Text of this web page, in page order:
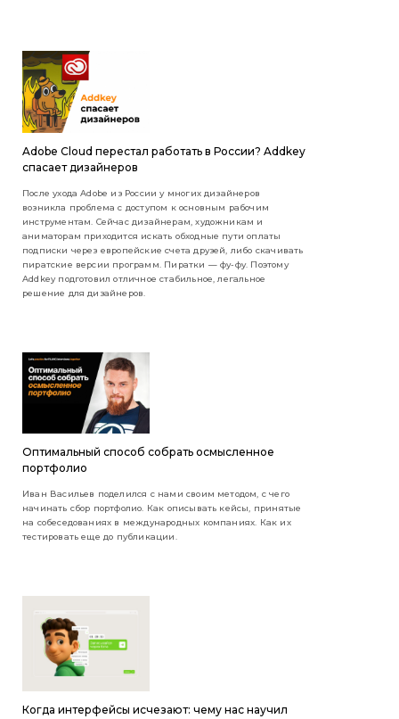
Adobe Cloud перестал работать в России? Addkey
спасает дизайнеров
После ухода Adobe из России у многих дизайнеров
возникла проблема с доступом к основным рабочим
инструментам. Сейчас дизайнерам, художникам и
аниматорам приходится искать обходные пути оплаты
подписки через европейские счета друзей, либо скачивать
пиратские версии программ. Пиратки — фу-фу. Поэтому
Addkey подготовил отличное стабильное, легальное
решение для дизайнеров.
Оптимальный способ собрать осмысленное
портфолио
Иван Васильев поделился с нами своим методом, с чего
начинать сбор портфолио. Как описывать кейсы, принятые
на собеседованиях в международных компаниях. Как их
тестировать еще до публикации.
Когда интерфейсы исчезают: чему нас научил